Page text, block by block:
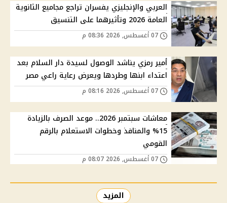
العربي والإنجليزي يفسران تراجع مجاميع الثانوية
العامة 2026 وتأثيرهما على التنسيق
أمير رمزي يناشد الوصول لسيدة دار السلام بعد
اعتداء ابنها وطردها ويعرض رعاية راعي مصر
معاشات سبتمبر 2026.. موعد الصرف بالزيادة
15% والمنافذ وخطوات الاستعلام بالرقم
القومي
المزيد